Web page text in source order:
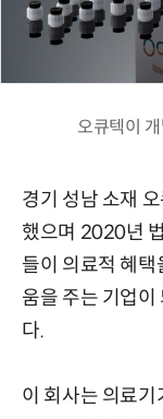
오큐텍이
경기 성남 소재
했으며 2020년
들이 의료적 혜
움을 주는 기업
다.
이 회사는 의료기